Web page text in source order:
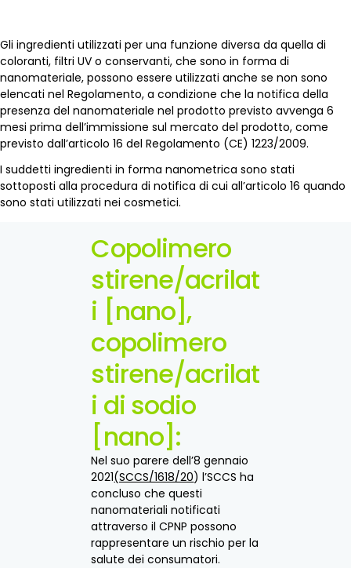
Gli ingredienti utilizzati per una funzione diversa da quella di
coloranti, filtri UV o conservanti, che sono in forma di
nanomateriale, possono essere utilizzati anche se non sono
elencati nel Regolamento, a condizione che la notifica della
presenza del nanomateriale nel prodotto previsto avvenga 6
mesi prima dell’immissione sul mercato del prodotto, come
previsto dall’articolo 16 del Regolamento (CE) 1223/2009.
I suddetti ingredienti in forma nanometrica sono stati
sottoposti alla procedura di notifica di cui all’articolo 16 quando
sono stati utilizzati nei cosmetici.
Copolimero
stirene/acrilat
i [nano],
copolimero
stirene/acrilat
i di sodio
[nano]:
Nel suo parere dell’8 gennaio
2021(SCCS/1618/20) l’SCCS ha
concluso che questi
nanomateriali notificati
attraverso il CPNP possono
rappresentare un rischio per la
salute dei consumatori.